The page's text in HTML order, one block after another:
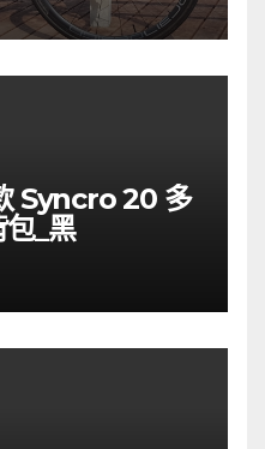
Syncro 20 多
_黑